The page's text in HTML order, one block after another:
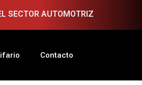
SECTOR AUTOMOTRIZ
Contacto